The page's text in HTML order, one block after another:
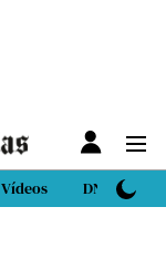
Vídeos DN Sport